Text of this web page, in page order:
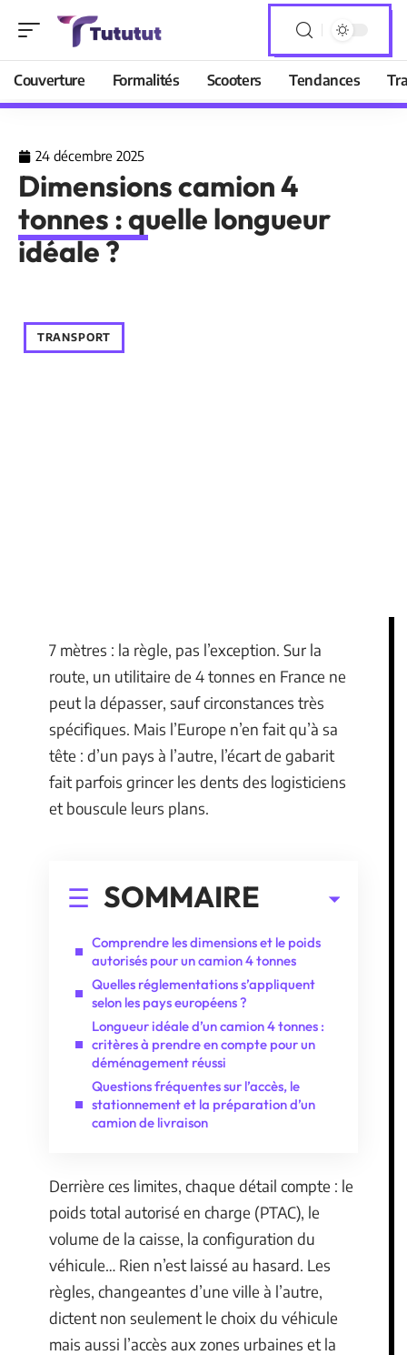
Couverture Formalités Scooters Tendances
24 décembre 2025
Dimensions camion 4
tonnes : quelle longueur
idéale ?
TRANSPORT
7 mètres : la règle, pas l’exception. Sur la
route, un utilitaire de 4 tonnes en France ne
peut la dépasser, sauf circonstances très
spécifiques. Mais l’Europe n’en fait qu’à sa
tête : d’un pays à l’autre, l’écart de gabarit
fait parfois grincer les dents des logisticiens
et bouscule leurs plans.
SOMMAIRE
Comprendre les dimensions et le poids
autorisés pour un camion 4 tonnes
Quelles réglementations s’appliquent
selon les pays européens ?
Longueur idéale d’un camion 4 tonnes :
critères à prendre en compte pour un
déménagement réussi
Questions fréquentes sur l’accès, le
stationnement et la préparation d’un
camion de livraison
Derrière ces limites, chaque détail compte : le
poids total autorisé en charge (PTAC), le
volume de la caisse, la configuration du
véhicule… Rien n’est laissé au hasard. Les
règles, changeantes d’une ville à l’autre,
dictent non seulement le choix du véhicule
mais aussi l’accès aux zones urbaines et la